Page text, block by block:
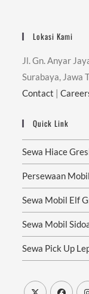
Lokasi Kami
Jl. Gn. Anyar
Surabaya, Jawa
Contact |
Quick Link
Sewa Hiace
Persewaan
Sewa Mobil Elf
Sewa Mobil
Sewa Pick Up